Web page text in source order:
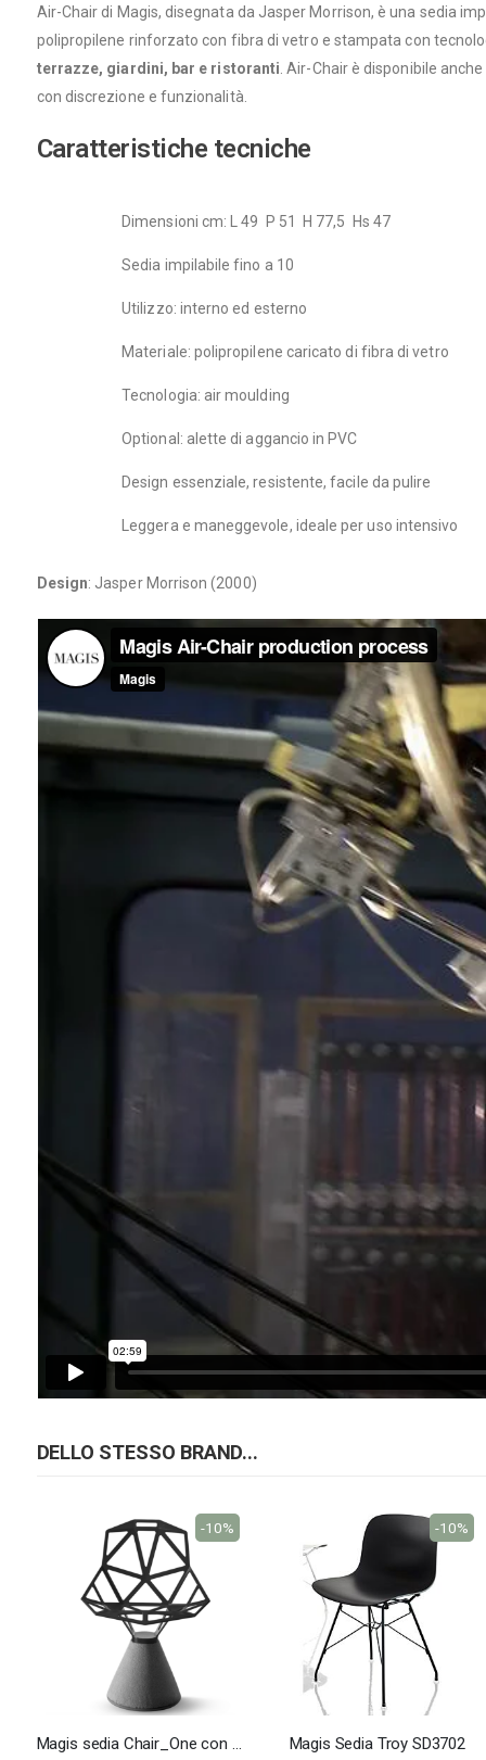
di
immagini
Air-Chair di Magis, disegnata da Jasper Morrison, è una sedia
polipropilene rinforzato con fibra di vetro e stampata con
terrazze, giardini, bar e ristoranti . Air-Chair è disponibile
con discrezione e funzionalità.
Caratteristiche tecniche
Dimensioni cm: L 49 P 51 H 77,5 Hs 47
Sedia impilabile fino a 10
Utilizzo: interno ed esterno
Materiale: polipropilene caricato di fibra di vetro
Tecnologia: air moulding
Optional: alette di aggancio in PVC
Design essenziale, resistente, facile da pulire
Leggera e maneggevole, ideale per uso intensivo
Design: Jasper Morrison (2000)
DELLO STESSO BRAND...
Magis sedia Chair_One con base
-10%
Magis Sedia Troy SD3702
-10%